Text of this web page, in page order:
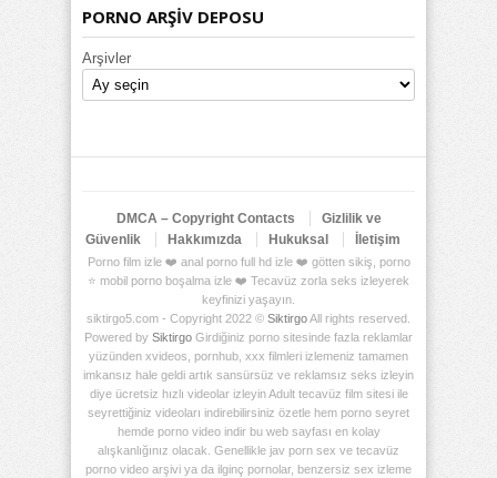
PORNO ARŞİV DEPOSU
Arşivler
DMCA – Copyright Contacts
Gizlilik ve
Güvenlik
Hakkımızda Hukuksal İletişim
Porno film izle ❤️ anal porno full hd izle ❤️ götten sikiş, porno
⭐ mobil porno boşalma izle ❤️ Tecavüz zorla seks izleyerek
keyfinizi yaşayın.
siktirgo5.com - Copyright 2022 © SiktirgoAll rights reserved.
Powered by Siktirgo Girdiğiniz porno sitesinde fazla reklamlar
yüzünden xvideos, pornhub, xxx filmleri izlemeniz tamamen
imkansız hale geldi artık sansürsüz ve reklamsız seks izleyin
diye ücretsiz hızlı videolar izleyin Adult tecavüz film sitesi ile
seyrettiğiniz videoları indirebilirsiniz özetle hem porno seyret
hemde porno video indir bu web sayfası en kolay
alışkanlığınız olacak. Genellikle jav porn sex ve tecavüz
porno video arşivi ya da ilginç pornolar, benzersiz sex izleme